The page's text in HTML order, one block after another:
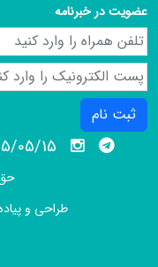
عضویت در خبرنامه
ثبت نام
1405/05/15
طراحی و